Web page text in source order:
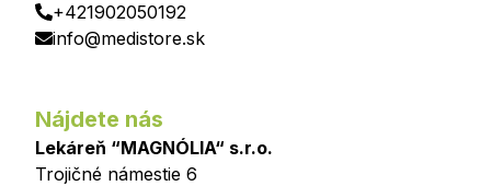
+421902050192
info@medistore.sk
Nájdete nás
Lekáreň “MAGNÓLIA“ s.r.o.
Trojičné námestie 6